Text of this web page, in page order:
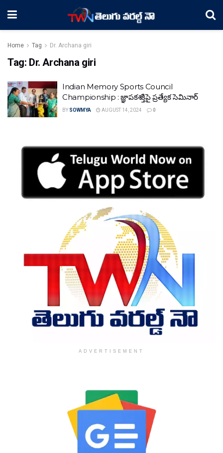
Home Tag Dr. Archana giri
Tag: Dr. Archana giri
Indian Memory Sports Council
Championship : జ్ఞాపకశక్తిపై ప్రత్యేక సెమినార్‌
BY SOWMYA AUGUST 14, 2024 0
ADVERTISEMENT